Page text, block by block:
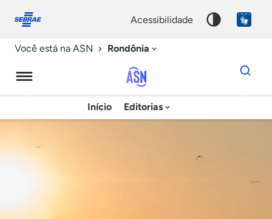
conosco
acessibilidade
Você está na ASN Rondônia
Agência
Sebrae
Notícias
Início Editorias
Dados
para
chave